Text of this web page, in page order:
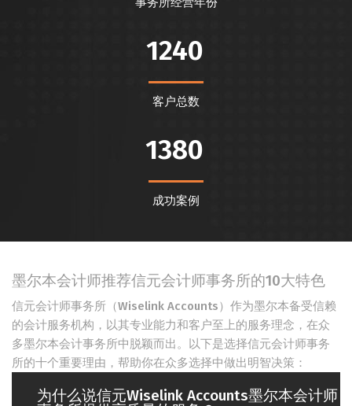
1240
客户总数
1380
成功案例
墨尔本会计师推荐信元会计师事务所的10大特色
信元会计师事务所（Wiselink Accounts）作为墨尔本备受信赖
的会计服务机构， 以其专业能力和客户至上的服务理念， 在众
多墨尔本会计事务所中脱颖而出。
以下是选择信元会计师事务
所的十个重要理由， 帮助你在众多选择中做出明智决策：
为什么说信元Wiselink Accounts墨尔本会计师